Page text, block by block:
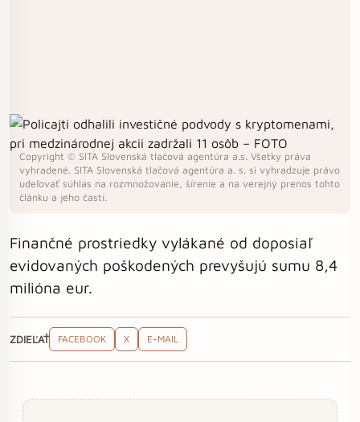
Copyright © SITA Slovenská tlačová agentúra a.s. Všetky práva
vyhradené. SITA Slovenská tlačová agentúra a. s. si vyhradzuje právo
udeľovať súhlas na rozmnožovanie, šírenie a na verejný prenos tohto
článku a jeho častí.
Finančné prostriedky vylákané od doposiaľ
evidovaných poškodených prevyšujú sumu 8,4
milióna eur.
ZDIEĽAŤ FACEBOOK X E-MAIL